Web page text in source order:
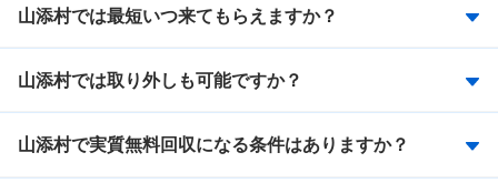
山添村では最短いつ来てもらえますか？
山添村では取り外しも可能ですか？
山添村で実質無料回収になる条件はありますか？